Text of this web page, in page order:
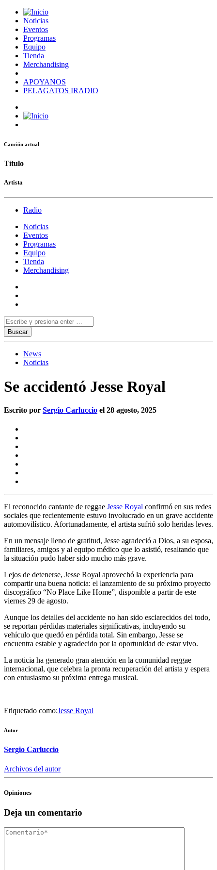
Noticias
Eventos
Programas
Equipo
Tienda
Merchandising
APOYANOS
PELAGATOS IRADIO
Canción actual
Título
Artista
Radio
Noticias
Eventos
Programas
Equipo
Tienda
Merchandising
News
Noticias
Se accidentó Jesse Royal
Escrito por Sergio Carluccio el 28 agosto, 2025
El reconocido cantante de reggae Jesse Royal confirmó en sus redes
sociales que recientemente estuvo involucrado en un grave accidente
automovilístico. Afortunadamente, el artista sufrió solo heridas leves.
En un mensaje lleno de gratitud, Jesse agradeció a Dios, a su esposa,
familiares, amigos y al equipo médico que lo asistió, resaltando que
la situación pudo haber sido mucho más grave.
Lejos de detenerse, Jesse Royal aprovechó la experiencia para
compartir una buena noticia: el lanzamiento de su próximo proyecto
discográfico “No Place Like Home”, disponible a partir de este
viernes 29 de agosto.
Aunque los detalles del accidente no han sido esclarecidos del todo,
se reportan pérdidas materiales significativas, incluyendo su
vehículo que quedó en pérdida total. Sin embargo, Jesse se
encuentra estable y agradecido por la oportunidad de estar vivo.
La noticia ha generado gran atención en la comunidad reggae
internacional, que celebra la pronta recuperación del artista y espera
con entusiasmo su próxima entrega musical.
Etiquetado como:Jesse Royal
Autor
Sergio Carluccio
Archivos del autor
Opiniones
Deja un comentario